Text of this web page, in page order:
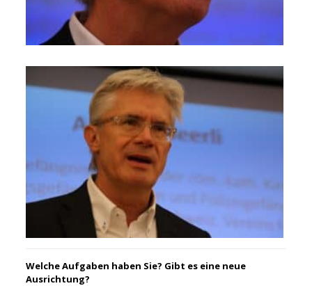
Welche Aufgaben haben Sie? Gibt es eine neue
Ausrichtung?